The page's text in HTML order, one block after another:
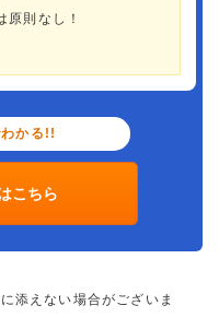
原則なし！
かる!!
こちら
添えない場合がございま